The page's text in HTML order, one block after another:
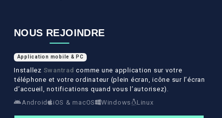
NOUS REJOINDRE
Application mobile & PC
Installez Swantrad comme une application sur votre
téléphone et votre ordinateur (plein écran, icône sur l’écran
d’accueil, notifications quand vous l’autorisez).
Android
iOS & macOS Windows Linux